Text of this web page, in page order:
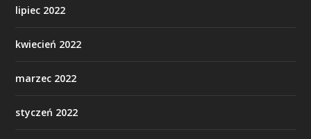
lipiec 2022
kwiecień 2022
marzec 2022
styczeń 2022